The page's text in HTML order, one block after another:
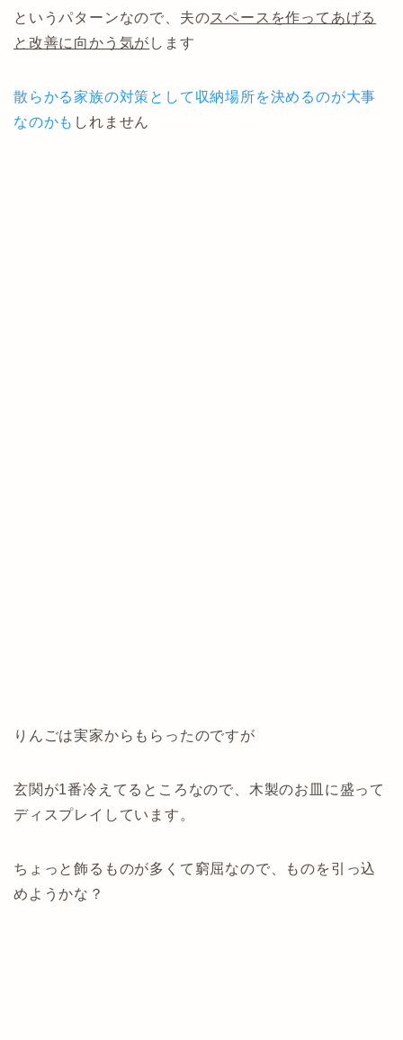
というパターンなので、夫のスペースを作ってあげる
と改善に向かう気が します
散らかる家族の対策として収納場所を決めるのが大事
なのかも しれません
りんごは実家からもらったのですが
玄関が1番冷えてるところなので、木製のお皿に盛って
ディスプレイしています。
ちょっと飾るものが多くて窮屈なので、ものを引っ込
めようかな？